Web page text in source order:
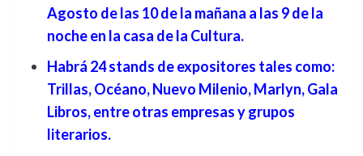
Agosto de las 10 de la mañana a las 9 de la
noche en la casa de la Cultura.
Habrá 24 stands de expositores tales como:
Trillas, Océano, Nuevo Milenio, Marlyn, Gala
Libros, entre otras empresas y grupos
literarios.